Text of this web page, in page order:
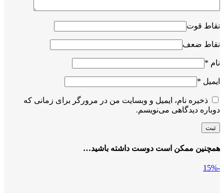
نقاط قوت
نقاط ضعف
نام *
ایمیل *
ذخیره نام، ایمیل و وبسایت من در مرورگر برای زمانی که
دوباره دیدگاهی می‌نویسم.
همچنین ممکن است دوست داشته باشید…
-15%